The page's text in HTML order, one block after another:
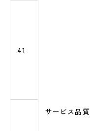
サービス品質
41